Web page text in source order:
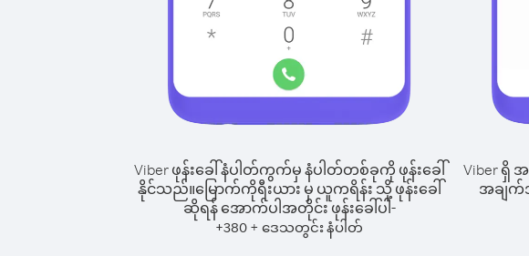
Viber ဖုန်းခေါ်နံပါတ်ကွက်မှ နံပါတ်တစ်ခုကို ဖုန်းခေါ်
နိုင်သည်။မြောက်ကိုရီးယား မှ ယူကရိန်း သို့ ဖုန်းခေါ်
ဆိုရန် အောက်ပါအတိုင်း ဖုန်းခေါ်ပါ-
+380 + ဒေသတွင်း နံပါတ်
Viber ရှိ
အချက်